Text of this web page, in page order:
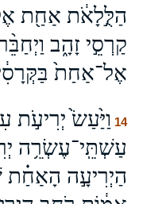
הַלֻּ֣לָאֹ֔ת אַחַ֖ת
קַרְסֵ֣י זָהָ֑ב
אֶל־אַחַת֙
14 וַיַּ֙עַשׂ֙ יְרִיעֹ֣ת
עַשְׁתֵּֽי־עֶשְׂרֵ֥ה
הַיְרִיעָ֣ה